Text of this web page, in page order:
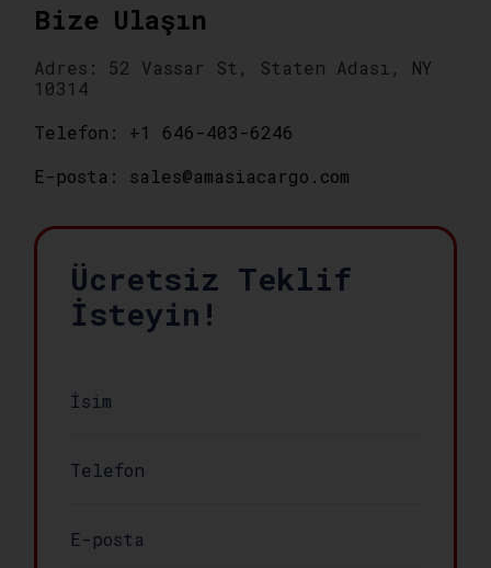
Bize Ulaşın
Adres: 52 Vassar St, Staten Adası, NY
10314
Telefon: +1 646-403-6246
E-posta: sales@amasiacargo.com
Ücretsiz Teklif
İsteyin!